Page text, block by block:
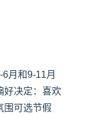
月和9-11月
好决定：喜欢
围可选节假